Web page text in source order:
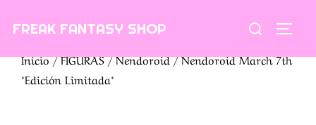
FREAK FANTASY SHOP Buscar:
Inicio/FIGURAS/Nendoroid/ Nendoroid March 7th
*Edición Limitada*